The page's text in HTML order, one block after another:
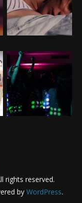
rights reserved.
by WordPress.